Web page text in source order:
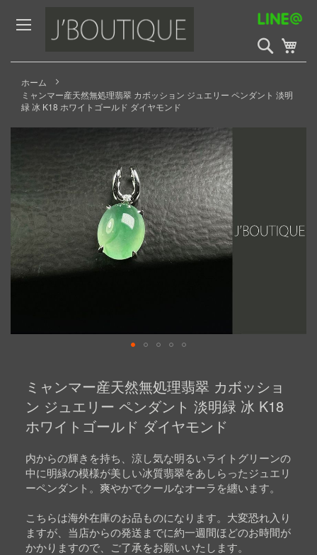
to
Content
検
索
開
ホーム
ミャンマー産天然無処理翡翠 カボッション ジュエリー ペンダント 淡明
緑 冰 K18 ホワイトゴールド ダイヤモンド
Skip
end
the
images
gallery
beginning
images
gallery
ミャンマー産天然無処理翡翠 カボッショ
ン ジュエリー ペンダント 淡明緑 冰 K18
ホワイトゴールド ダイヤモンド
内からの輝きを持ち、涼し気な明るいライトグリーンの
中に明緑の模様が美しい冰質翡翠をあしらったジュエリ
ーペンダント。爽やかでクールなオーラを纏います。
こちらは海外在庫のお品ものになります。大変恐れ入り
ますが、当店からの発送までに約一週間ほどのお時間が
かかりますので、ご了承をお願いいたします。